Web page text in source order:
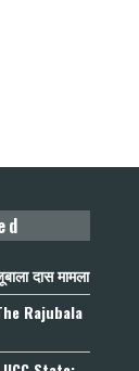
दास मामला
Rajubala